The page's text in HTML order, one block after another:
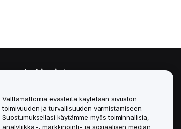
Lakiasiat
Yhteenveto säilytys- ja
hallinnointikäytännöstä
Välttämättömiä evästeitä käytetään sivuston
toimivuuden ja turvallisuuden varmistamiseen.
Suostumuksellasi käytämme myös toiminnallisia,
analytiikka-, markkinointi- ja sosiaalisen median